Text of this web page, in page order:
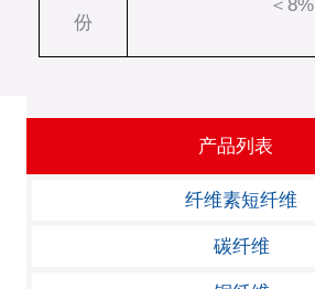
份
＜8%
产品列表
纤维素短纤维
碳纤维